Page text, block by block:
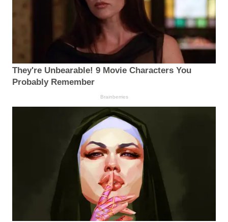
They're Unbearable! 9 Movie Characters You
Probably Remember
Brainberries